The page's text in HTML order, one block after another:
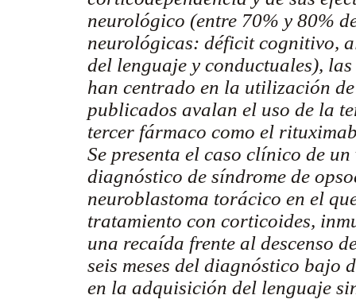
neurológico (entre 70% y 80%
neurológicas: déficit cognitivo,
del lenguaje y conductuales),
han centrado en la utilización
publicados avalan el uso de la
tercer fármaco como el
Se presenta el caso clínico de
diagnóstico de síndrome de
neuroblastoma torácico en el
tratamiento con corticoides,
una recaída frente al descenso
seis meses del diagnóstico bajo
en la adquisición del lenguaje